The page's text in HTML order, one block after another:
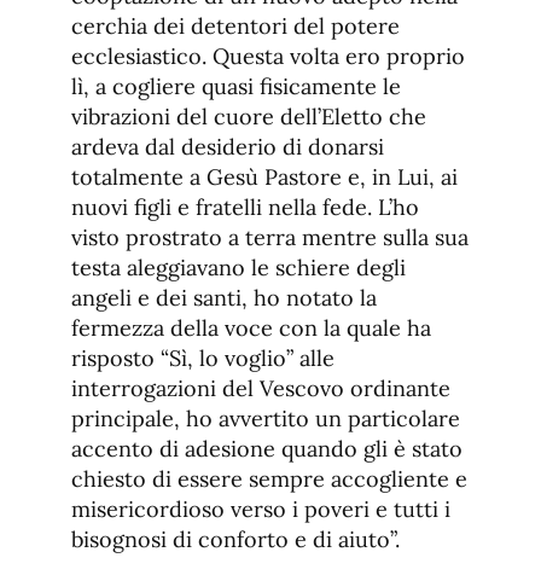
cerchia dei detentori del potere
ecclesiastico. Questa volta ero proprio
lì, a cogliere quasi fisicamente le
vibrazioni del cuore dell’Eletto che
ardeva dal desiderio di donarsi
totalmente a Gesù Pastore e, in Lui, ai
nuovi figli e fratelli nella fede. L’ho
visto prostrato a terra mentre sulla sua
testa aleggiavano le schiere degli
angeli e dei santi, ho notato la
fermezza della voce con la quale ha
risposto “Sì, lo voglio” alle
interrogazioni del Vescovo ordinante
principale, ho avvertito un particolare
accento di adesione quando gli è stato
chiesto di essere sempre accogliente e
misericordioso verso i poveri e tutti i
bisognosi di conforto e di aiuto”.